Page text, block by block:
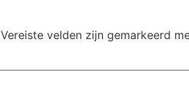
Vereiste velden zijn gemarkeerd